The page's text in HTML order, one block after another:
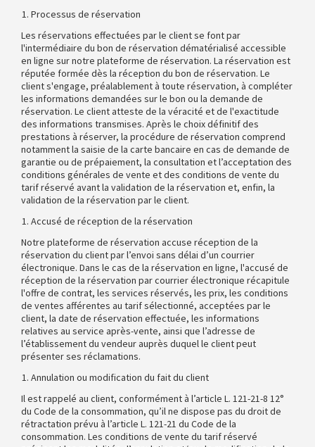
Processus de réservation
Les réservations effectuées par le client se font par
l'intermédiaire du bon de réservation dématérialisé accessible
en ligne sur notre plateforme de réservation. La réservation est
réputée formée dès la réception du bon de réservation. Le
client s'engage, préalablement à toute réservation, à compléter
les informations demandées sur le bon ou la demande de
réservation. Le client atteste de la véracité et de l'exactitude
des informations transmises. Après le choix définitif des
prestations à réserver, la procédure de réservation comprend
notamment la saisie de la carte bancaire en cas de demande de
garantie ou de prépaiement, la consultation et l’acceptation des
conditions générales de vente et des conditions de vente du
tarif réservé avant la validation de la réservation et, enfin, la
validation de la réservation par le client.
Accusé de réception de la réservation
Notre plateforme de réservation accuse réception de la
réservation du client par l’envoi sans délai d’un courrier
électronique. Dans le cas de la réservation en ligne, l'accusé de
réception de la réservation par courrier électronique récapitule
l'offre de contrat, les services réservés, les prix, les conditions
de ventes afférentes au tarif sélectionné, acceptées par le
client, la date de réservation effectuée, les informations
relatives au service après-vente, ainsi que l’adresse de
l’établissement du vendeur auprès duquel le client peut
présenter ses réclamations.
Annulation ou modification du fait du client
Il est rappelé au client, conformément à l’article L. 121-21-8 12°
du Code de la consommation, qu’il ne dispose pas du droit de
rétractation prévu à l’article L. 121-21 du Code de la
consommation. Les conditions de vente du tarif réservé